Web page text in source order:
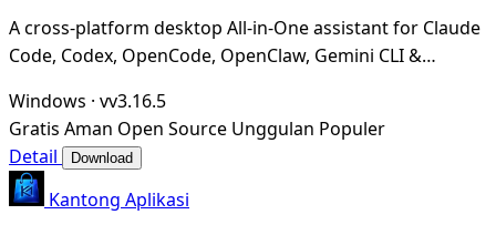
A cross-platform desktop All-in-One assistant for Claude
Code, Codex, OpenCode, OpenClaw, Gemini CLI &
Windows · vv3.16.5
Gratis Aman Open Source Unggulan Populer
Detail
Download
Kantong Aplikasi